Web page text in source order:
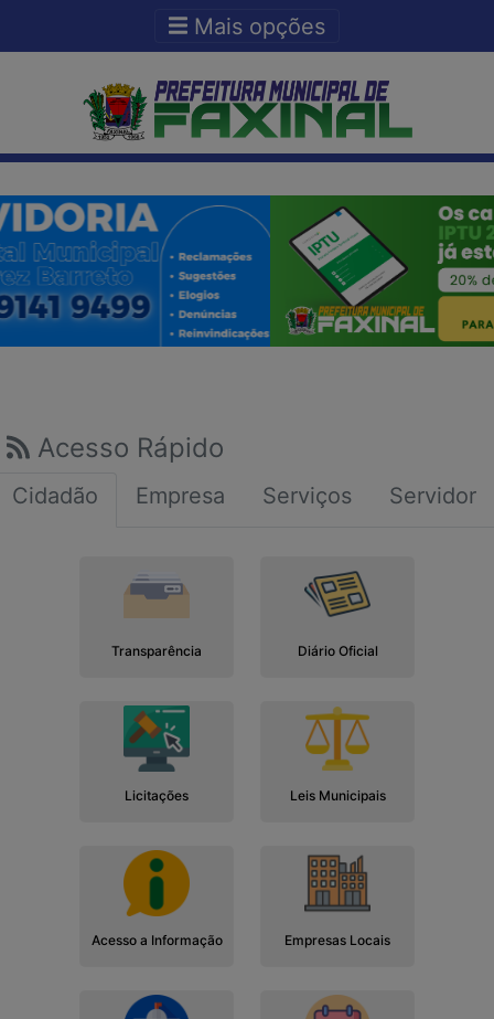
Ir para o fim do conteudo
Mais opções
Acesso Rápido
Cidadão Empresa Serviços Servidor
Transparência Diário Oficial
Licitações Leis Municipais
Acesso a Informação Empresas Locais